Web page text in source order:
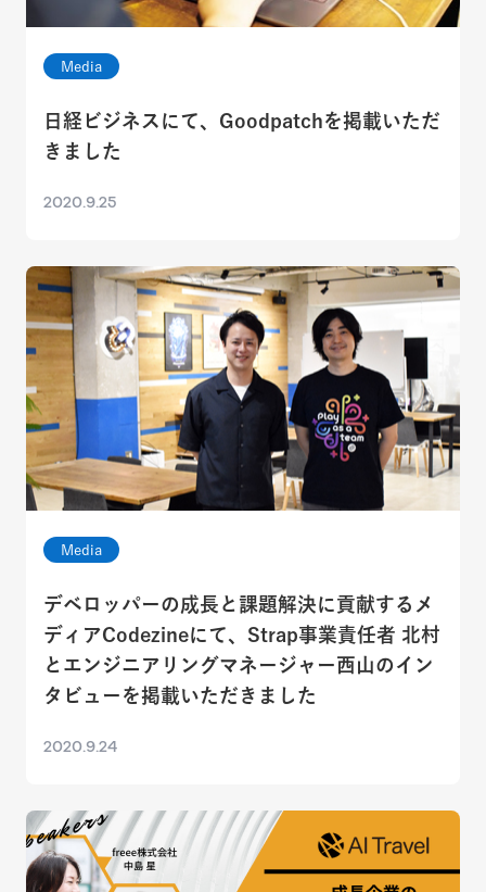
Media
日経ビジネスにて、Goodpatchを掲載いただ
きました
2020.9.25
Media
デベロッパーの成長と課題解決に貢献するメ
ディアCodezineにて、Strap事業責任者 北村
とエンジニアリングマネージャー西山のイン
タビューを掲載いただきました
2020.9.24